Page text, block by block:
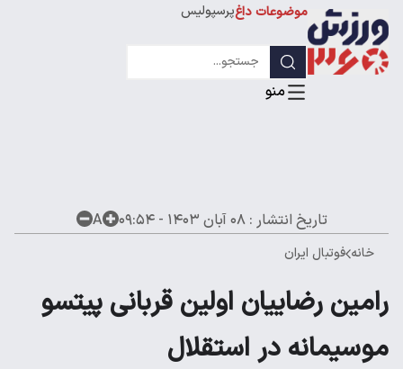
موضوعات داغپرسپولیس
لیگ قهرمانان
تاریخ انتشار :۰۸ آبان ۱۴۰۳ - ۰۹:۵۴ A
خانه فوتبال ایران
رامین رضاییان اولین قربانی پیتسو
موسیمانه در استقلال